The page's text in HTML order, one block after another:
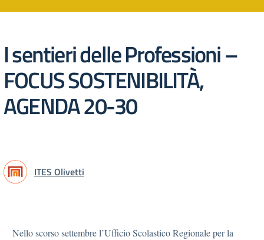
I sentieri delle Professioni –
FOCUS SOSTENIBILITÀ,
AGENDA 20-30
ITES Olivetti
Nello scorso settembre l’Ufficio Scolastico Regionale per la